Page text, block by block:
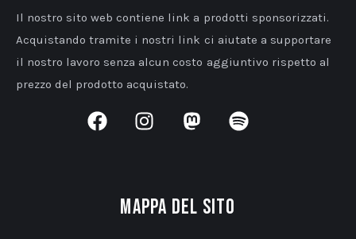
Il nostro sito web contiene link a prodotti sponsorizzati.
Acquistando tramite i nostri link ci aiutate a supportare
il nostro lavoro senza alcun costo aggiuntivo rispetto al
prezzo del prodotto acquistato.
Mappa del sito